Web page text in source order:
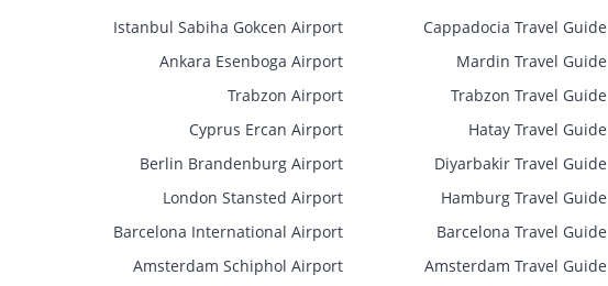
Cappadocia Travel Guide
Mardin Travel Guide
Trabzon Travel Guide
Hatay Travel Guide
Diyarbakir Travel Guide
Hamburg Travel Guide
Barcelona Travel Guide
Amsterdam Travel Guide
Istanbul Sabiha Gokcen Airport
Ankara Esenboga Airport
Trabzon Airport
Cyprus Ercan Airport
Berlin Brandenburg Airport
London Stansted Airport
Barcelona International Airport
Amsterdam Schiphol Airport